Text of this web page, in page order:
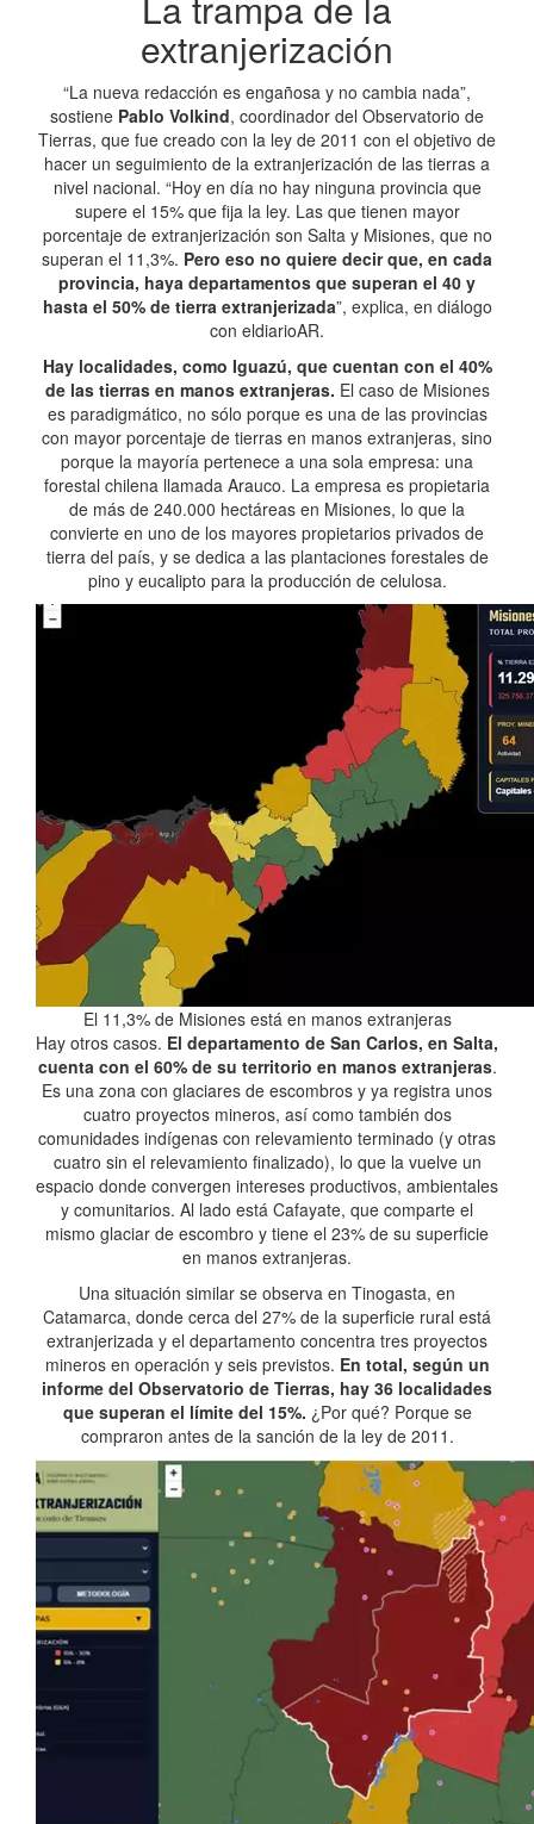
extranjerización
“La nueva redacción es engañosa y no cambia nada”,
sostiene Pablo Volkind, coordinador del Observatorio de
Tierras, que fue creado con la ley de 2011 con el objetivo de
hacer un seguimiento de la extranjerización de las tierras a
nivel nacional. “Hoy en día no hay ninguna provincia que
supere el 15% que fija la ley. Las que tienen mayor
porcentaje de extranjerización son Salta y Misiones, que no
superan el 11,3%. Pero eso no quiere decir que, en cada
provincia, haya departamentos que superan el 40 y
hasta el 50% de tierra extranjerizada”, explica, en diálogo
con eldiarioAR.
Hay localidades, como Iguazú, que cuentan con el 40%
de las tierras en manos extranjeras. El caso de Misiones
es paradigmático, no sólo porque es una de las provincias
con mayor porcentaje de tierras en manos extranjeras, sino
porque la mayoría pertenece a una sola empresa: una
forestal chilena llamada Arauco. La empresa es propietaria
de más de 240.000 hectáreas en Misiones, lo que la
convierte en uno de los mayores propietarios privados de
tierra del país, y se dedica a las plantaciones forestales de
pino y eucalipto para la producción de celulosa.
El 11,3% de Misiones está en manos extranjeras
Hay otros casos. El departamento de San Carlos, en Salta,
cuenta con el 60% de su territorio en manos extranjeras.
Es una zona con glaciares de escombros y ya registra unos
cuatro proyectos mineros, así como también dos
comunidades indígenas con relevamiento terminado (y otras
cuatro sin el relevamiento finalizado), lo que la vuelve un
espacio donde convergen intereses productivos, ambientales
y comunitarios. Al lado está Cafayate, que comparte el
mismo glaciar de escombro y tiene el 23% de su superficie
en manos extranjeras.
Una situación similar se observa en Tinogasta, en
Catamarca, donde cerca del 27% de la superficie rural está
extranjerizada y el departamento concentra tres proyectos
mineros en operación y seis previstos. En total, según un
informe del Observatorio de Tierras, hay 36 localidades
que superan el límite del 15%. ¿Por qué? Porque se
compraron antes de la sanción de la ley de 2011.